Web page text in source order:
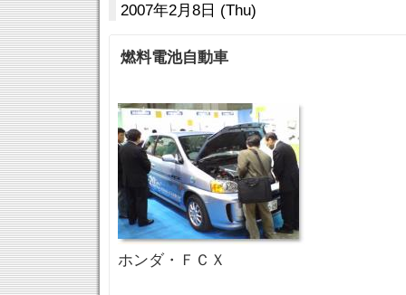
2007年2月8日 (Thu)
燃料電池自動車
ホンダ・ＦＣＸ